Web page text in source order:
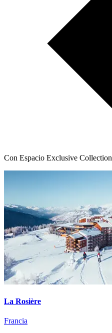
Con Espacio Exclusive Collection
La Rosière
Francia